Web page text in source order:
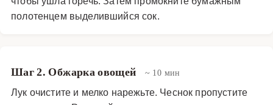
полотенцем выделившийся сок.
Шаг 2. Обжарка овощей ~ 10 мин
Лук очистите и мелко нарежьте. Чеснок пропустите